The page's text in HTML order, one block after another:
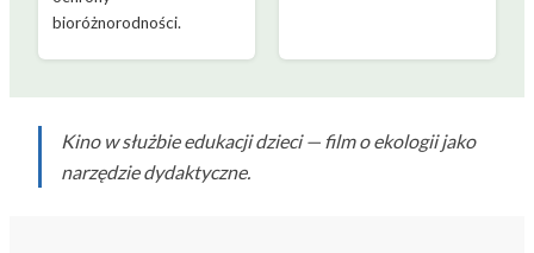
bioróżnorodności.
Kino w służbie edukacji dzieci — film o ekologii jako
narzędzie dydaktyczne.